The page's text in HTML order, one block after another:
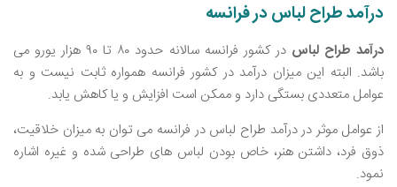
درآمد طراح لباس در فرانسه
درآمد طراح لباس
در کشور فرانسه سالانه حدود ۸۰ تا ۹۰ هزار یورو می
‌باشد. البته این میزان درآمد در کشور فرانسه همواره ثابت نیست و به
عوامل متعددی بستگی دارد و ممکن است افزایش و یا کاهش یابد.
از عوامل موثر در درآمد طراح لباس در فرانسه می ‌توان به میزان خلاقیت،
ذوق فرد، داشتن هنر، خاص بودن لباس ‌های طراحی شده و غیره اشاره
نمود.